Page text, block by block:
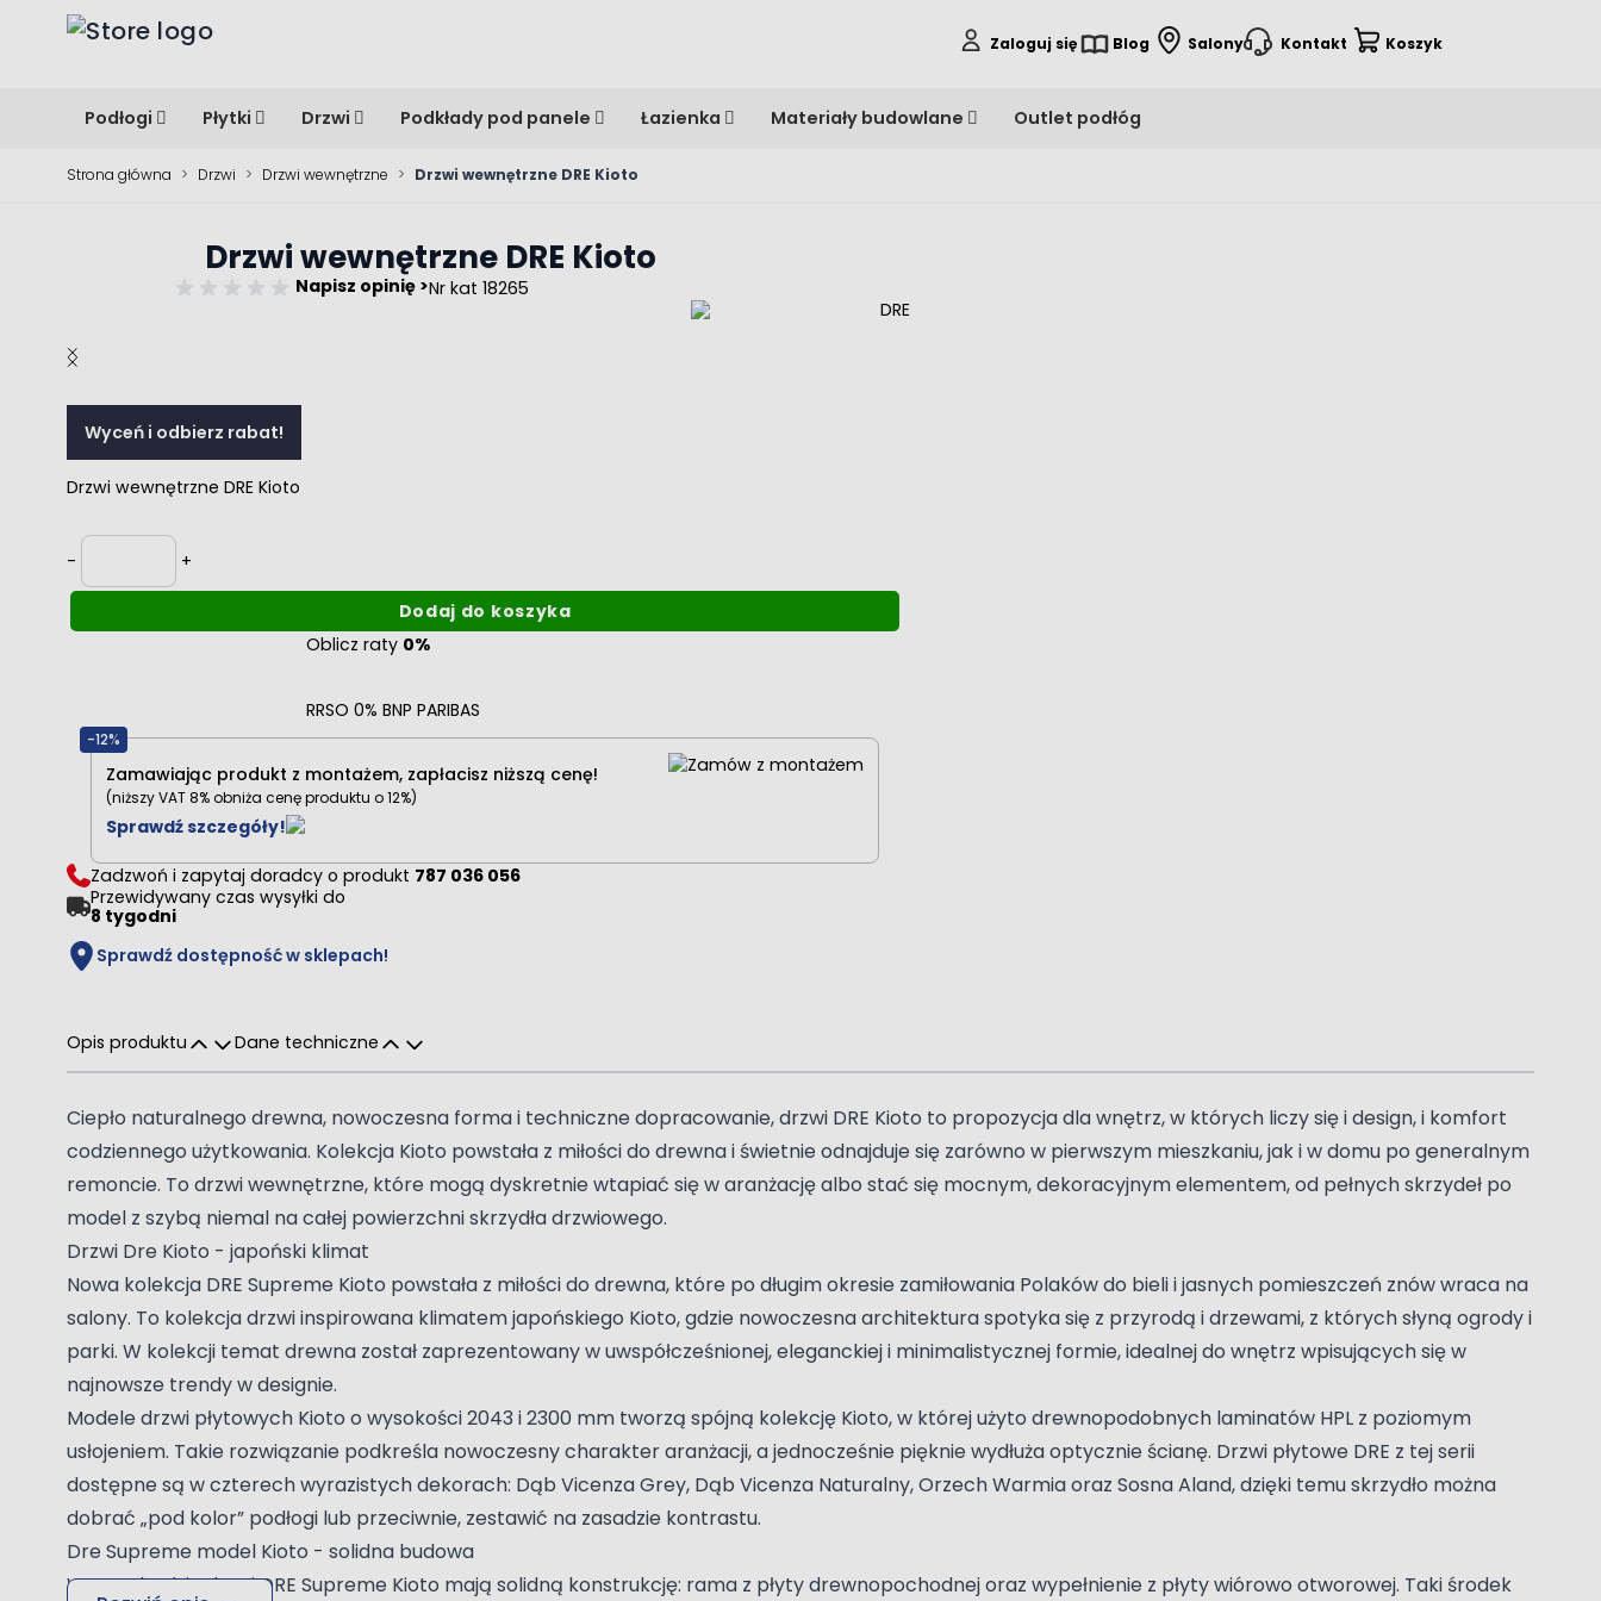
Przejdź do treści
Zaloguj się Blog Salony Kontakt Koszyk
Podłogi Płytki Drzwi Podkłady pod panele Łazienka Materiały budowlane Outlet podłóg
Strona główna > Drzwi > Drzwi wewnętrzne > Drzwi wewnętrzne DRE Kioto
Drzwi wewnętrzne DRE Kioto
Napisz opinię >Nr kat 18265
Main image
Click to view image in fullscreen
Wyceń i odbierz rabat!
Drzwi wewnętrzne DRE Kioto
-
Ilość
+
Dodaj do koszyka
Oblicz raty 0%
RRSO 0% BNP PARIBAS
-12%
Zamawiając produkt z montażem, zapłacisz niższą cenę!
(niższy VAT 8% obniża cenę produktu o 12%)
Sprawdź szczegóły!
Zadzwoń i zapytaj doradcy o produkt 787 036 056
Przewidywany czas wysyłki do
8 tygodni
Sprawdź dostępność w sklepach!
Opis produktu Dane techniczne
Ciepło naturalnego drewna, nowoczesna forma i techniczne dopracowanie, drzwi DRE Kioto to propozycja dla wnętrz, w których liczy się i design, i komfort
codziennego użytkowania. Kolekcja Kioto powstała z miłości do drewna i świetnie odnajduje się zarówno w pierwszym mieszkaniu, jak i w domu po generalnym
remoncie. To drzwi wewnętrzne, które mogą dyskretnie wtapiać się w aranżację albo stać się mocnym, dekoracyjnym elementem, od pełnych skrzydeł po
model z szybą niemal na całej powierzchni skrzydła drzwiowego.
Drzwi Dre Kioto - japoński klimat
Nowa kolekcja DRE Supreme Kioto powstała z miłości do drewna, które po długim okresie zamiłowania Polaków do bieli i jasnych pomieszczeń znów wraca na
salony. To kolekcja drzwi inspirowana klimatem japońskiego Kioto, gdzie nowoczesna architektura spotyka się z przyrodą i drzewami, z których słyną ogrody i
parki. W kolekcji temat drewna został zaprezentowany w uwspółcześnionej, eleganckiej i minimalistycznej formie, idealnej do wnętrz wpisujących się w
najnowsze trendy w designie.
Modele drzwi płytowych Kioto o wysokości 2043 i 2300 mm tworzą spójną kolekcję Kioto, w której użyto drewnopodobnych laminatów HPL z poziomym
usłojeniem. Takie rozwiązanie podkreśla nowoczesny charakter aranżacji, a jednocześnie pięknie wydłuża optycznie ścianę. Drzwi płytowe DRE z tej serii
dostępne są w czterech wyrazistych dekorach: Dąb Vicenza Grey, Dąb Vicenza Naturalny, Orzech Warmia oraz Sosna Aland, dzięki temu skrzydło można
dobrać „pod kolor” podłogi lub przeciwnie, zestawić na zasadzie kontrastu.
Dre Supreme model Kioto - solidna budowa
W standardzie drzwi DRE Supreme Kioto mają solidną konstrukcję: rama z płyty drewnopochodnej oraz wypełnienie z płyty wiórowo otworowej. Taki środek